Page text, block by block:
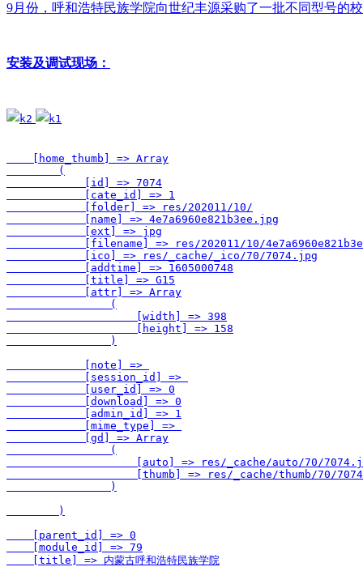
9月份，呼和浩特民族学院向世纪丰源采购了一批不同型号的
安装及调试现场：
    [home_thumb] => Array
        (
            [id] => 7074
            [cate_id] => 1
            [folder] => res/202011/10/
            [name] => 4e7a6960e821b3ee.jpg
            [ext] => jpg
[filename] => res/202011/10/
            [ico] => res/_cache/_ico/70/7074.jpg
            [addtime] => 1605000748
            [title] => G15
            [attr] => Array
                (
                    [width] => 398
                    [height] => 158
                )
            [note] =>
            [session_id] =>
            [user_id] => 0
            [download] => 0
            [admin_id] => 1
            [mime_type] =>
            [gd] => Array
                (
[auto] => res/_cache/auto/70/
[thumb] => res/_cache/thumb/70/
                )
        )
    [parent_id] => 0
    [module_id] => 79
    [title] => 内蒙古呼和浩特民族学院